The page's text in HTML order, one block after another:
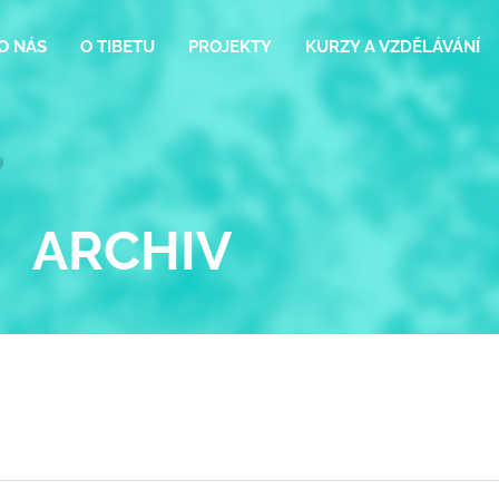
NÁS O TIBETU PROJEKTY KURZY A VZDĚLÁVÁNÍ
ARCHIV